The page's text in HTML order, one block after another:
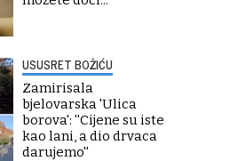
USUSRET BOŽIĆU
Zamirisala
bjelovarska 'Ulica
borova': ''Cijene su iste
kao lani, a dio drvaca
darujemo''